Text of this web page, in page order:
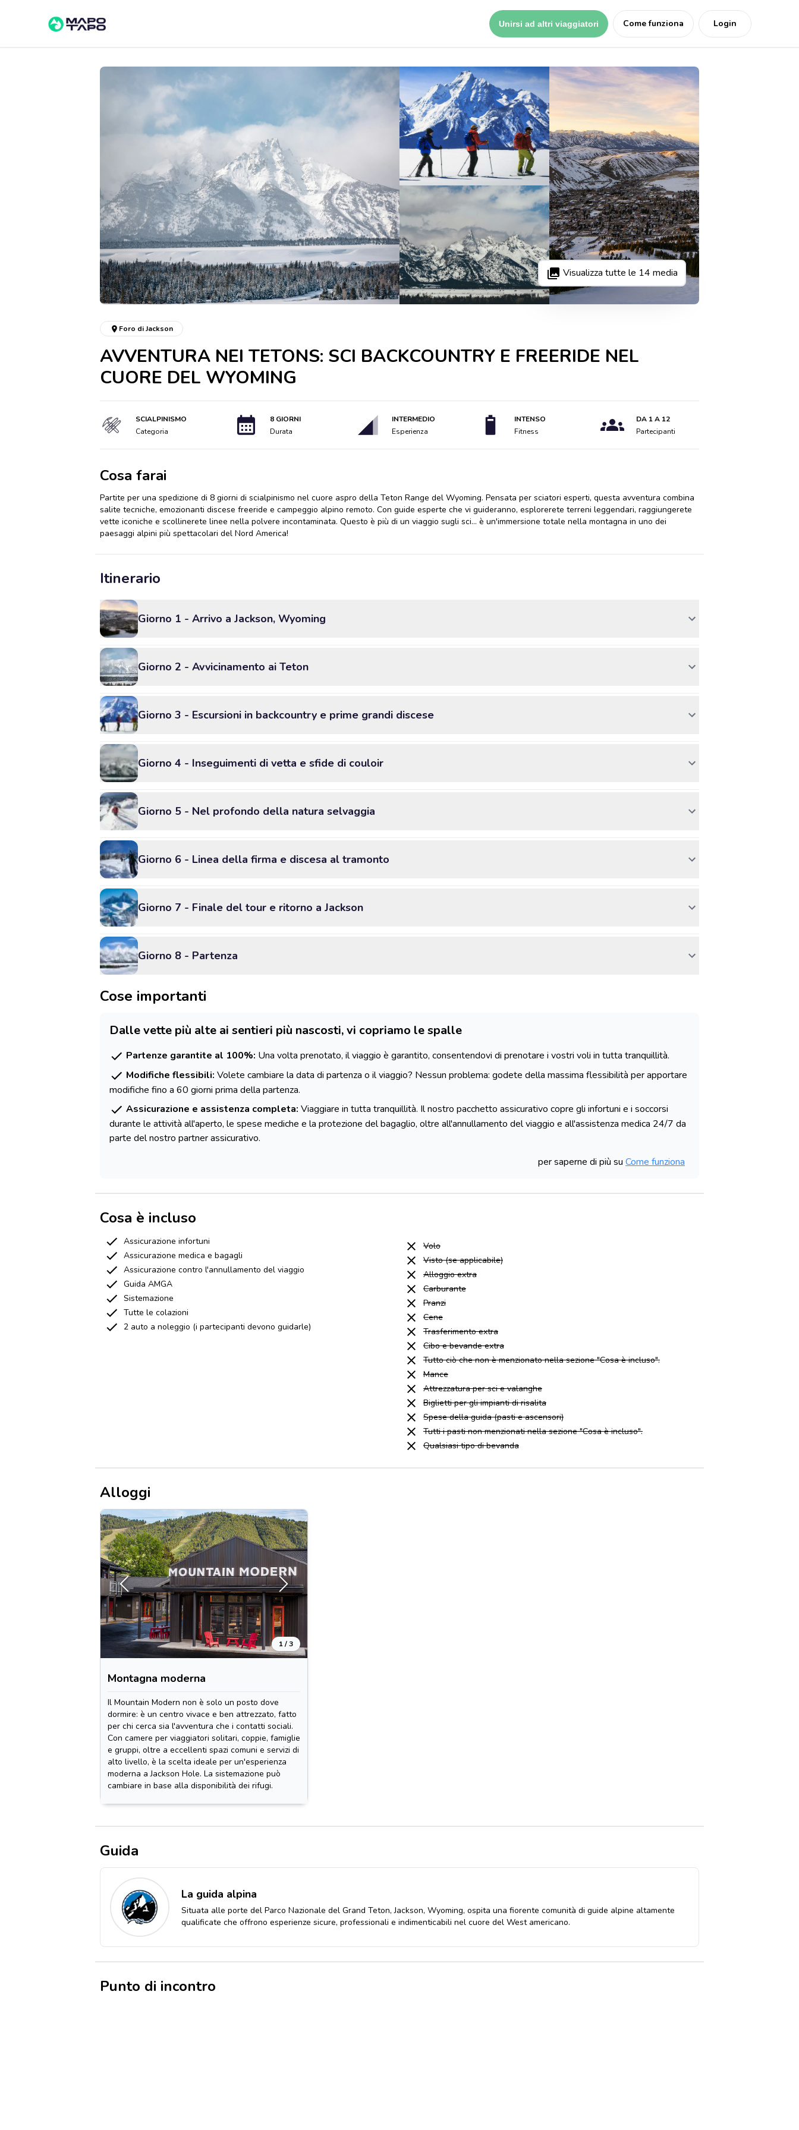
Unirsi ad altri viaggiatori Come funziona Login
Visualizza tutte le 14 media
Foro di Jackson
AVVENTURA NEI TETONS: SCI BACKCOUNTRY E FREERIDE NEL
CUORE DEL WYOMING
SCIALPINISMO
Categoria
8 GIORNI
Durata
INTERMEDIO
Esperienza
INTENSO
Fitness
DA 1 A 12
Partecipanti
Cosa farai
Partite per una spedizione di 8 giorni di scialpinismo nel cuore aspro della Teton Range del Wyoming. Pensata per sciatori esperti, questa avventura combina
salite tecniche, emozionanti discese freeride e campeggio alpino remoto. Con guide esperte che vi guideranno, esplorerete terreni leggendari, raggiungerete
vette iconiche e scollinerete linee nella polvere incontaminata. Questo è più di un viaggio sugli sci... è un'immersione totale nella montagna in uno dei
paesaggi alpini più spettacolari del Nord America!
Itinerario
Giorno 1 - Arrivo a Jackson, Wyoming
Giorno 2 - Avvicinamento ai Teton
Giorno 3 - Escursioni in backcountry e prime grandi discese
Giorno 4 - Inseguimenti di vetta e sfide di couloir
Giorno 5 - Nel profondo della natura selvaggia
Giorno 6 - Linea della firma e discesa al tramonto
Giorno 7 - Finale del tour e ritorno a Jackson
Giorno 8 - Partenza
Cose importanti
Dalle vette più alte ai sentieri più nascosti, vi copriamo le spalle
Partenze garantite al 100%: Una volta prenotato, il viaggio è garantito, consentendovi di prenotare i vostri voli in tutta tranquillità.
Modifiche flessibili: Volete cambiare la data di partenza o il viaggio? Nessun problema: godete della massima flessibilità per apportare
modifiche fino a 60 giorni prima della partenza.
Assicurazione e assistenza completa: Viaggiare in tutta tranquillità. Il nostro pacchetto assicurativo copre gli infortuni e i soccorsi
durante le attività all'aperto, le spese mediche e la protezione del bagaglio, oltre all'annullamento del viaggio e all'assistenza medica 24/7 da
parte del nostro partner assicurativo.
per saperne di più su Come funziona
Cosa è incluso
Assicurazione infortuni
Assicurazione medica e bagagli
Assicurazione contro l'annullamento del viaggio
Guida AMGA
Sistemazione
Tutte le colazioni
2 auto a noleggio (i partecipanti devono guidarle)
Volo
Visto (se applicabile)
Alloggio extra
Carburante
Pranzi
Cene
Trasferimento extra
Cibo e bevande extra
Tutto ciò che non è menzionato nella sezione "Cosa è incluso".
Mance
Attrezzatura per sci e valanghe
Biglietti per gli impianti di risalita
Spese della guida (pasti e ascensori)
Tutti i pasti non menzionati nella sezione "Cosa è incluso".
Qualsiasi tipo di bevanda
Alloggi
1 / 3
Montagna moderna
Il Mountain Modern non è solo un posto dove
dormire: è un centro vivace e ben attrezzato, fatto
per chi cerca sia l'avventura che i contatti sociali.
Con camere per viaggiatori solitari, coppie, famiglie
e gruppi, oltre a eccellenti spazi comuni e servizi di
alto livello, è la scelta ideale per un'esperienza
moderna a Jackson Hole. La sistemazione può
cambiare in base alla disponibilità dei rifugi.
Guida
La guida alpina
Situata alle porte del Parco Nazionale del Grand Teton, Jackson, Wyoming, ospita una fiorente comunità di guide alpine altamente
qualificate che offrono esperienze sicure, professionali e indimenticabili nel cuore del West americano.
Punto di incontro